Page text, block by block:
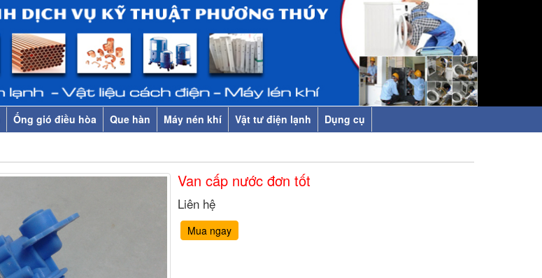
Ống gió điều hòa Que hàn Máy nén khí Vật tư điện lạnh Dụng cụ
Van cấp nước đơn tốt
Liên hệ
Mua ngay